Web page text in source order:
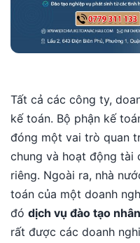
Tất cả các công ty,
kế toán. Bộ phận kế
đóng một vai trò quan
chung và hoạt động tài
riêng. Ngoài ra, nhà
toán của một doanh
đó dịch vụ đào tạo
rất được các doanh